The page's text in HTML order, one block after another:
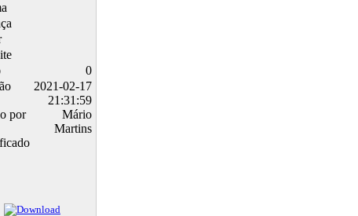
0
2021-02-17
21:31:59
por
Mário
Martins